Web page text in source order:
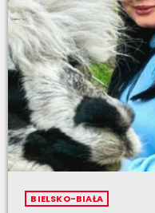
BIELSKO-BIAŁA